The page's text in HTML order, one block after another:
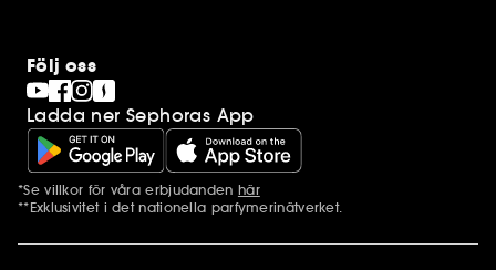
Följ oss
Ladda ner Sephoras App
Ytterligare information
*Se villkor för våra erbjudanden här
**Exklusivitet i det nationella parfymerinätverket.